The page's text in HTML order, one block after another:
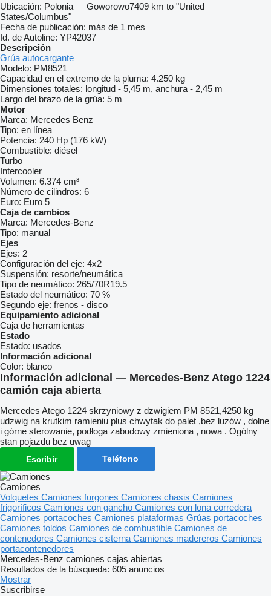
Ubicación: Polonia Goworowo7409 km to "United
States/Columbus"
Fecha de publicación: más de 1 mes
Id. de Autoline: YP42037
Descripción
Grúa autocargante
Modelo: PM8521
Capacidad en el extremo de la pluma: 4.250 kg
Dimensiones totales: longitud - 5,45 m, anchura - 2,45 m
Largo del brazo de la grúa: 5 m
Motor
Marca: Mercedes Benz
Tipo: en línea
Potencia: 240 Hp (176 kW)
Combustible: diésel
Turbo
Intercooler
Volumen: 6.374 cm³
Número de cilindros: 6
Euro: Euro 5
Caja de cambios
Marca: Mercedes-Benz
Tipo: manual
Ejes
Ejes: 2
Configuración del eje: 4x2
Suspensión: resorte/neumática
Tipo de neumático: 265/70R19.5
Estado del neumático: 70 %
Segundo eje: frenos - disco
Equipamiento adicional
Caja de herramientas
Estado
Estado: usados
Información adicional
Color: blanco
Información adicional — Mercedes-Benz Atego 1224
camión caja abierta
Mercedes Atego 1224 skrzyniowy z dzwigiem PM 8521,4250 kg
udzwig na krutkim ramieniu plus chwytak do palet ,bez luzów , dolne
i górne sterowanie, podłoga zabudowy zmieniona , nowa . Ogólny
stan pojazdu bez uwag
Escribir Teléfono
Camiones
Volquetes Camiones furgones Camiones chasis Camiones
frigoríficos Camiones con gancho Camiones con lona corredera
Camiones portacoches Camiones plataformas Grúas portacoches
Camiones toldos Camiones de combustible Camiones de
contenedores Camiones cisternaCamiones madereros Camiones
portacontenedores
Mercedes-Benz camiones cajas abiertas
Resultados de la búsqueda: 605 anuncios
Mostrar
Suscribirse